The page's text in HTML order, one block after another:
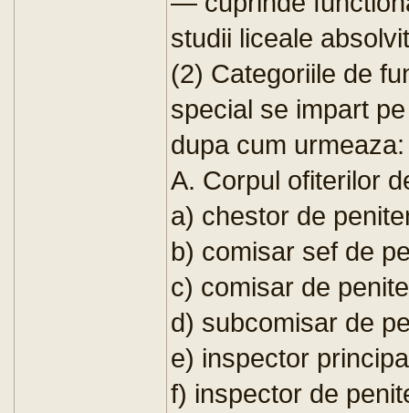
studii liceale
(2) Categoriile de
special se impart
dupa cum urmeaza:
A. Corpul ofiterilor
a) chestor de
b) comisar sef de
c) comisar de
d) subcomisar de
e) inspector
f) inspector de